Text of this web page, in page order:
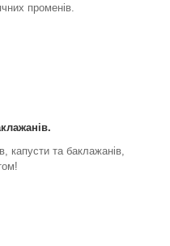
променів.
капусти та баклажанів,